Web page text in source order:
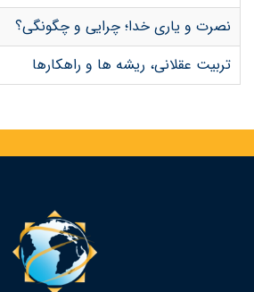
نصرت و یاری خدا؛ چرایی و چگونگی؟
تربیت عقلانی، ریشه ها و راهکارها